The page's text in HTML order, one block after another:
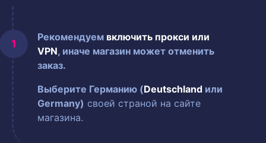
Рекомендуем включить прокси или
VPN, иначе магазин может отменить
заказ.
Выберите Германию (Deutschland или
Germany) своей страной на сайте
магазина.